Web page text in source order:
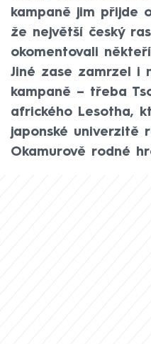
kampaně jim přijde
že největší český
okomentovali
Jiné zase zamrzel i
kampaně – třeba
afrického Lesotha,
japonské univerzitě
Okamurově rodné